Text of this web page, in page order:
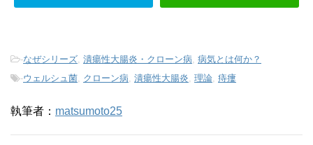
-なぜシリーズ 潰瘍性大腸炎・クローン病 病気とは何か？
-ウェルシュ菌 クローン病 潰瘍性大腸炎 理論 痔瘻
執筆者： matsumoto25